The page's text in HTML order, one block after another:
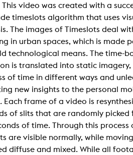
This video was created with a
timeslots algorithm that uses
The images of Timeslots deal
in urban spaces, which is made
technological means. The time-
is translated into static
of time in different ways and
new insights to the personal
Each frame of a video is
of slits that are randomly picked
of time. Through this process
are visible normally, while
diffuse and mixed. While all
Kameratechnik
Schnittplätze
Werkstatt
Zentrale Ausleihe
BIBLIOTHEK
Digitale Bibliothek
Filme
Bücher
Zeitschriften